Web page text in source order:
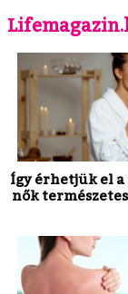
Így érhetjük el
nők